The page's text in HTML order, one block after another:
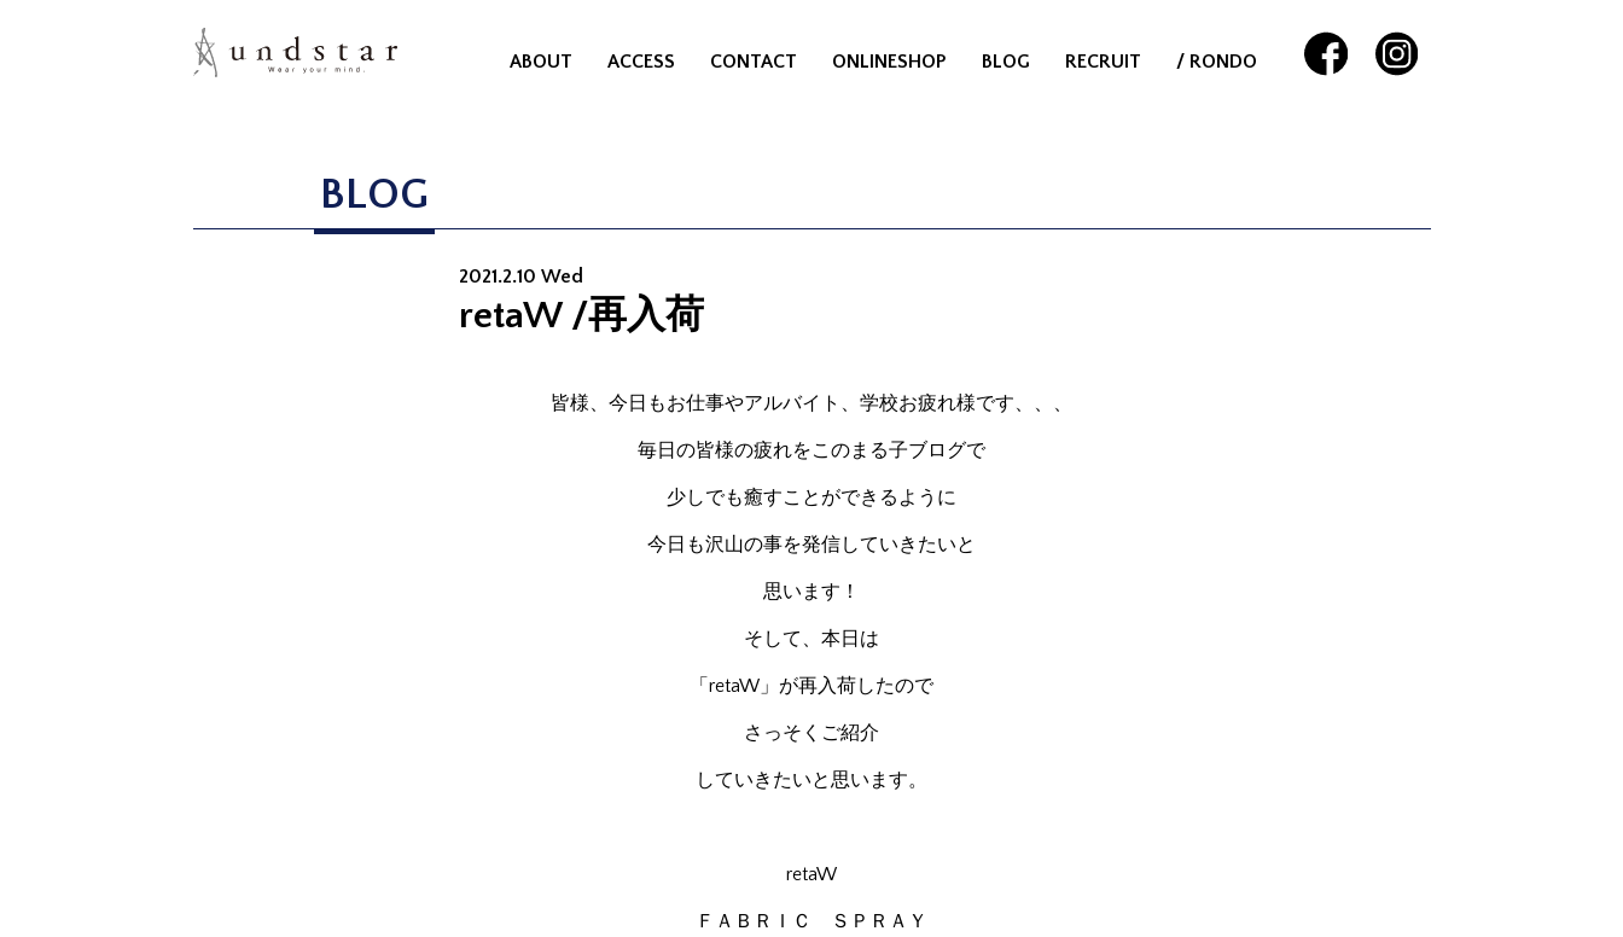
ABOUT ACCESS CONTACT ONLINESHOP BLOG RECRUIT / RONDO
BLOG
2021.2.10 Wed
retaW /再入荷
皆様、今日もお仕事やアルバイト、学校お疲れ様です、、、
毎日の皆様の疲れをこのまる子ブログで
少しでも癒すことができるように
今日も沢山の事を発信していきたいと
思います！
そして、本日は
「retaW」が再入荷したので
さっそくご紹介
していきたいと思います。
retaW
ＦＡＢＲＩＣ ＳＰＲＡＹ